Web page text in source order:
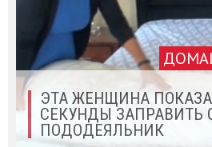
ЭТА ЖЕНЩИНА
СЕКУНДЫ ЗАПРАВИТЬ
ПОДОДЕЯЛЬНИК